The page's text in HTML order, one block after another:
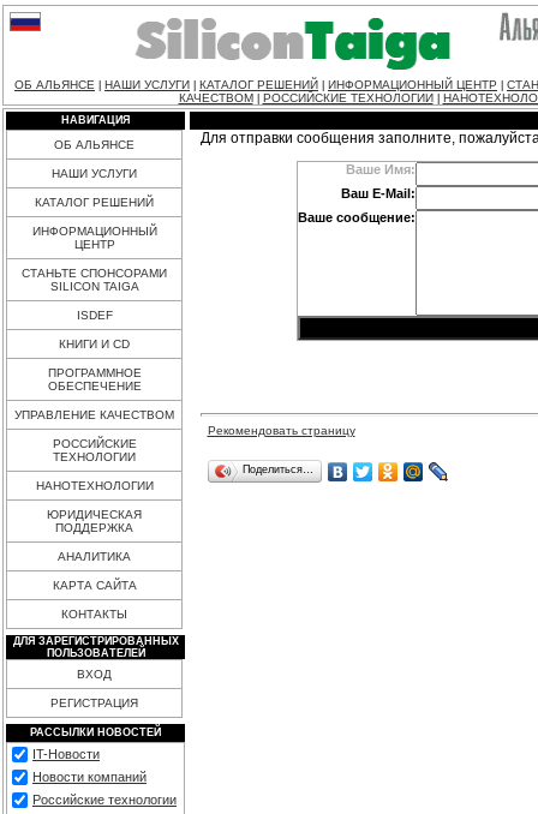
ОБ АЛЬЯНСЕ НАШИ УСЛУГИ КАТАЛОГ РЕШЕНИЙ ИНФОРМАЦИОННЫЙ ЦЕНТР
КАЧЕСТВОМ
РОССИЙСКИЕ ТЕХНОЛОГИИ
НАВИГАЦИЯ
ОБ АЛЬЯНСЕ
НАШИ УСЛУГИ
КАТАЛОГ РЕШЕНИЙ
ИНФОРМАЦИОННЫЙ
ЦЕНТР
СТАНЬТЕ СПОНСОРАМИ
SILICON TAIGA
ISDEF
КНИГИ И CD
ПРОГРАММНОЕ
ОБЕСПЕЧЕНИЕ
УПРАВЛЕНИЕ КАЧЕСТВОМ
РОССИЙСКИЕ
ТЕХНОЛОГИИ
НАНОТЕХНОЛОГИИ
ЮРИДИЧЕСКАЯ
ПОДДЕРЖКА
АНАЛИТИКА
КАРТА САЙТА
КОНТАКТЫ
ДЛЯ ЗАРЕГИСТРИРОВАННЫХ
ПОЛЬЗОВАТЕЛЕЙ
ВХОД
РЕГИСТРАЦИЯ
РАССЫЛКИ НОВОСТЕЙ
IT-Новости
Новости компаний
Российские технологии
Для отправки сообщения заполните,
Ваше Имя:
Ваш E-Mail:
Ваше сообщение:
Рекомендовать страницу
Поделиться…